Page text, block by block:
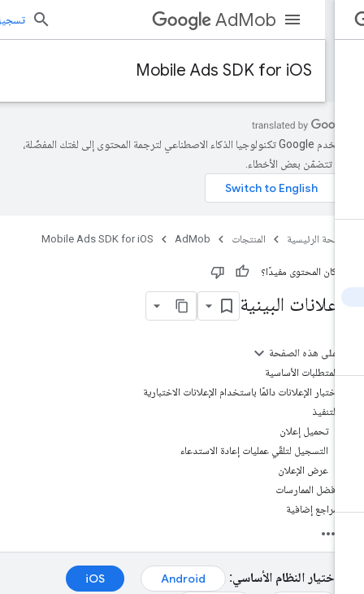
AdMob تسجيل
Mobile Ads SDK for iOS
تستخدم Google تكنولوجيا الذكاء الاصطناعي لترجمة المحتوى إلى لغتك المفضّلة،
تتضمّن بعض الأخطاء.
الرئيسية المنتجات AdMob
Mobile Ads SDK for iOS
كان المحتوى مفيدًا؟
البينية
على هذه الصفحة
المتطلبات الأساسية
اختبار الإعلانات دائمًا باستخدام الإعلانات الاختبارية
التنفيذ
تحميل إعلان
التسجيل لتلقّي عمليات إعادة الاستدعاء
عرض الإعلان
أفضل الممارسات
مراجع إضافية
اختيار النظام الأساسي: Android
iOS